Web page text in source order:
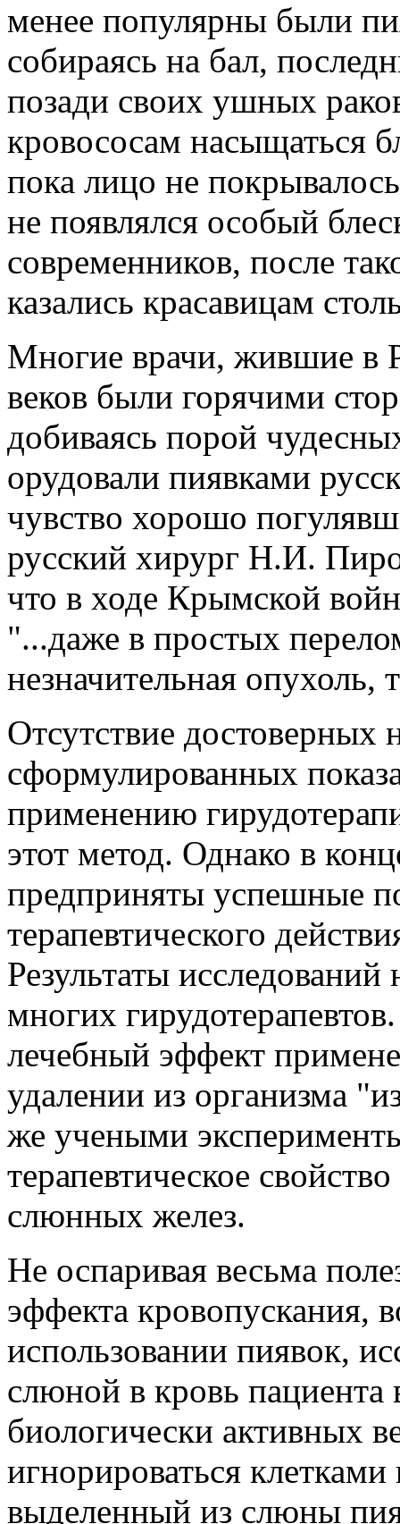
менее популярны были
собираясь на бал,
позади своих ушных
кровососам насыщаться
пока лицо не
не появлялся особый
современников, после
казались красавицам
Многие врачи, жившие в
веков были горячими
добиваясь порой
орудовали пиявками
чувство хорошо
русский хирург Н.И.
что в ходе Крымской
"...даже в простых
незначительная опухоль,
Отсутствие достоверных
сформулированных
применению
этот метод. Однако в
предприняты успешные
терапевтического
Результаты
многих
лечебный эффект
удалении из организма
же учеными
терапевтическое
слюнных желез.
Не оспаривая весьма
эффекта кровопускания,
использовании пиявок,
слюной в кровь пациента
биологически активных
игнорироваться
выделенный из слюны